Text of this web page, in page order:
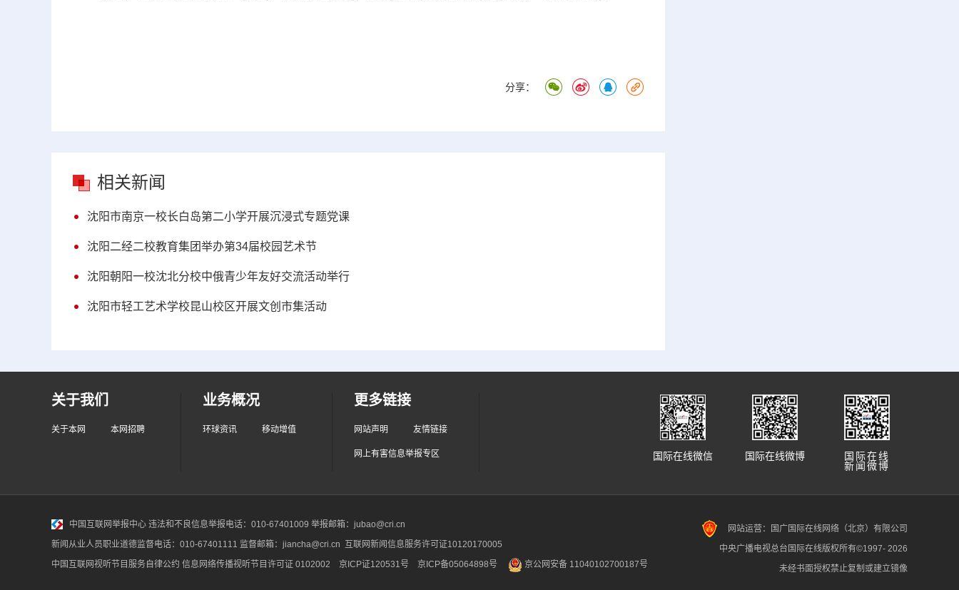
分享：
相关新闻
沈阳市南京一校长白岛第二小学开展沉浸式专题党课
沈阳二经二校教育集团举办第34届校园艺术节
沈阳朝阳一校沈北分校中俄青少年友好交流活动举行
沈阳市轻工艺术学校昆山校区开展文创市集活动
关于我们
关于本网 本网招聘
业务概况
环球资讯 移动增值
更多链接
网站声明 友情链接
网上有害信息举报专区
国际在线
新闻微博
国际在线微博
国际在线微信
中国互联网举报中心 违法和不良信息举报电话：010-67401009 举报邮箱：jubao@cri.cn
新闻从业人员职业道德监督电话：010-67401111 监督邮箱：jiancha@cri.cn 互联网新闻信息服务许可证10120170005
中国互联网视听节目服务自律公约 信息网络传播视听节目许可证 0102002 京ICP证120531号 京ICP备05064898号 京公网安备 11040102700187号
网站运营：国广国际在线网络（北京）有限公司
中央广播电视总台国际在线版权所有©1997- 2026
未经书面授权禁止复制或建立镜像